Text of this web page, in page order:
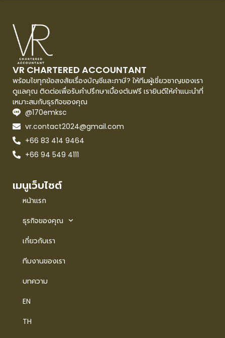
VR CHARTERED ACCOUNTANT
พร้อมไขทุกข้อสงสัยเรื่องบัญชีและภาษี? ให้ทีมผู้เชี่ยวชาญของเรา
ดูแลคุณ ติดต่อเพื่อรับคำปรึกษาเบื้องต้นฟรี เรายินดีให้คำแนะนำที่
เหมาะสมกับธุรกิจของคุณ
@170emksc
vr.contact2024@gmail.com
+66 83 414 9464
+66 94 549 4111
เมนูเว็บไซต์
หน้าแรก
ธุรกิจของคุณ
เกี่ยวกับเรา
ทีมงานของเรา
บทความ
EN
TH